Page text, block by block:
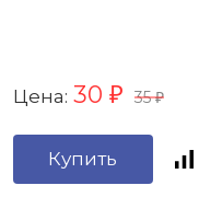
Цена: 30 ₽ 35₽
Купить